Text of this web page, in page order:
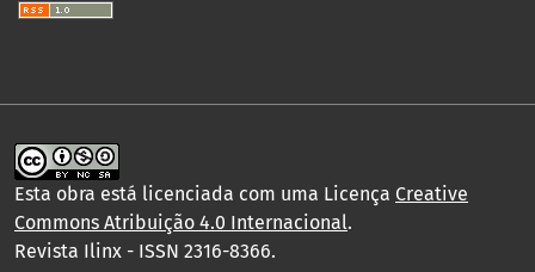
Esta obra está licenciada com uma Licença Creative
Commons Atribuição 4.0 Internacional.
Revista Ilinx - ISSN 2316-8366.